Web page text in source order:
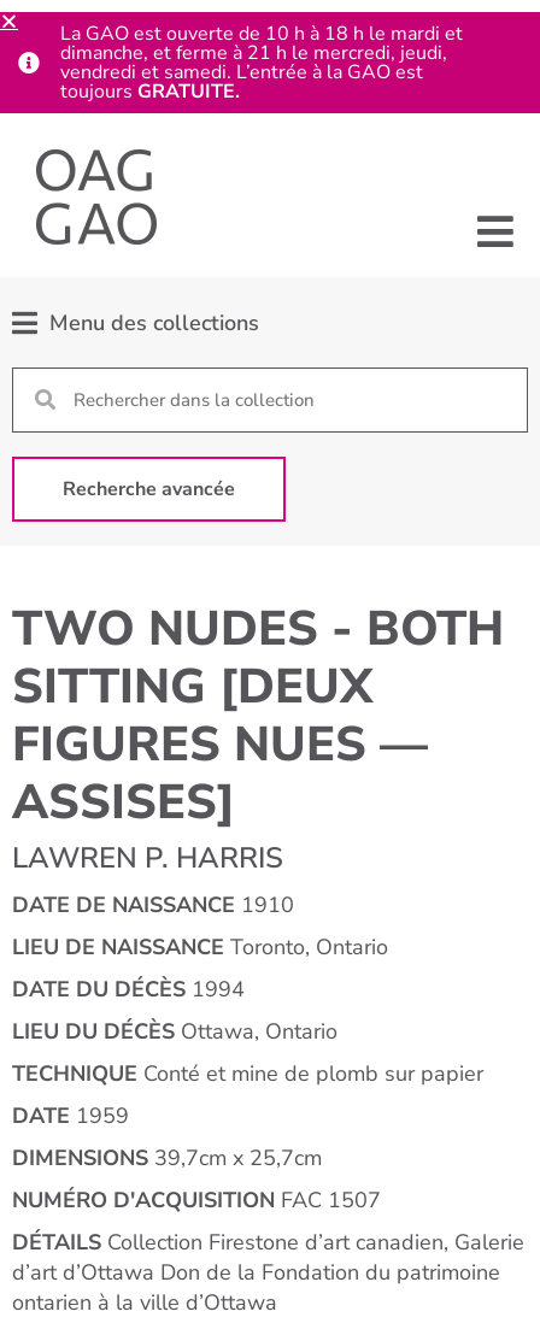
Menu des collections
Recherche avancée
TWO NUDES - BOTH
SITTING [DEUX
FIGURES NUES —
ASSISES]
LAWREN P. HARRIS
DATE DE NAISSANCE 1910
LIEU DE NAISSANCE Toronto, Ontario
DATE DU DÉCÈS 1994
LIEU DU DÉCÈS Ottawa, Ontario
TECHNIQUE Conté et mine de plomb sur papier
DATE 1959
DIMENSIONS 39,7cm x 25,7cm
NUMÉRO D'ACQUISITION FAC 1507
DÉTAILS Collection Firestone d’art canadien, Galerie
d’art d’Ottawa Don de la Fondation du patrimoine
ontarien à la ville d’Ottawa
La GAO est ouverte de 10 h à 18 h le mardi et
dimanche, et ferme à 21 h le mercredi, jeudi,
vendredi et samedi. L’entrée à la GAO est
toujours GRATUITE.